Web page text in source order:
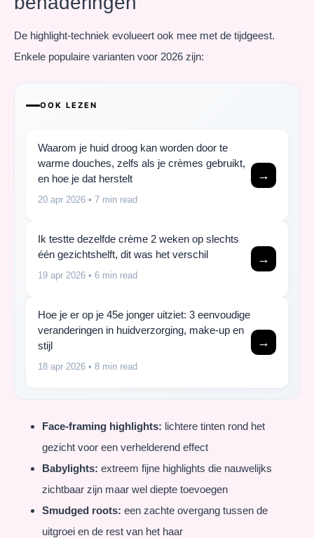
De highlight-techniek evolueert ook mee met de tijdgeest.
Enkele populaire varianten voor 2026 zijn:
OOK LEZEN
Waarom je huid droog kan worden door te
warme douches, zelfs als je crèmes gebruikt,
en hoe je dat herstelt
20 apr 2026 • 7 min read
→
Ik testte dezelfde crème 2 weken op slechts
één gezichtshelft, dit was het verschil
19 apr 2026 • 6 min read
→
Hoe je er op je 45e jonger uitziet: 3 eenvoudige
veranderingen in huidverzorging, make-up en
stijl
18 apr 2026 • 8 min read
→
Face-framing highlights: lichtere tinten rond het
gezicht voor een verhelderend effect
Babylights: extreem fijne highlights die nauwelijks
zichtbaar zijn maar wel diepte toevoegen
Smudged roots: een zachte overgang tussen de
uitgroei en de rest van het haar